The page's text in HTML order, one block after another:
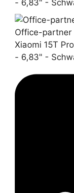
- 6,83" -
Office-partner
Xiaomi 15T
- 6,83" -